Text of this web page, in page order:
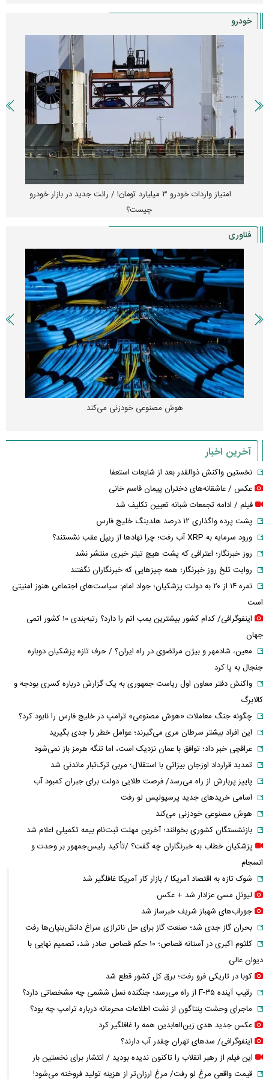
خودرو
امتیاز واردات خودرو ۳ میلیارد تومان! / رانت جدید در بازار خودرو
چیست؟
فناوری
هوش مصنوعی خودزنی می‌کند
آخرین اخبار
نخستین واکنش ذوالقدر بعد از شایعات استعفا
عکس / عاشقانه‌های دختران پیمان قاسم خانی
فیلم / ادامه تجمعات شبانه تعیین تکلیف شد
پشت پرده واگذاری ۱۲ درصد هلدینگ خلیج فارس
ورود سرمایه به XRP آب رفت؛ چرا نهادها از ریپل عقب نشستند؟
روز خبرنگار؛ اعترافی که پشت هیچ تیتر خبری منتشر نشد
روایت تلخ روز خبرنگار؛ همه چیزهایی که خبرنگاران نگفتند
نمره ۱۴ از ۲۰ به دولت پزشکیان؛ جواد امام: سیاست‌های اجتماعی هنوز امنیتی
است
اینفوگرافی/ کدام کشور بیشترین بمب اتم را دارد؟ رتبه‌بندی ۱۰ کشور اتمی
جهان
معین، شادمهر و بیژن مرتضوی در راه ایران؟ / حرف تازه پزشکیان دوباره
جنجال به پا کرد
واکنش دفتر معاون اول ریاست جمهوری به یک گزارش درباره کسری بودجه و
کالابرگ
چگونه جنگ معاملات «هوش مصنوعی» ترامپ در خلیج فارس را نابود کرد؟
این افراد بیشتر سرطان مری می‌گیرند؛ عوامل خطر را جدی بگیرید
عراقچی خبر داد؛ توافق با عمان نزدیک است، اما تنگه هرمز باز نمی‌شود
تمدید قرارداد اوزجان بیزاتی با استقلال؛ مربی ترک‌تبار ماندنی شد
پاییز پربارش از راه می‌رسد/ فرصت طلایی دولت برای جبران کمبود آب
اسامی خریدهای جدید پرسپولیس لو رفت
هوش مصنوعی خودزنی می‌کند
بازنشستگان کشوری بخوانند؛ آخرین مهلت ثبت‌نام بیمه تکمیلی اعلام شد
پزشکیان خطاب به خبرنگاران چه گفت؟ /تأکید رئیس‌جمهور بر وحدت و
انسجام
شوک تازه به اقتصاد آمریکا / بازار کار آمریکا غافلگیر شد
لیونل مسی عزادار شد + عکس
جوراب‌های شهباز شریف خبرساز شد
بحران گاز جدی شد؛ صنعت گاز برای حل ناترازی سراغ دانش‌بنیان‌ها رفت
کلثوم اکبری در آستانه قصاص؛ ۱۰ حکم قصاص صادر شد، تصمیم نهایی با
دیوان عالی
کوبا در تاریکی فرو رفت؛ برق کل کشور قطع شد
رقیب آینده F-۳۵ از راه می‌رسد؛ جنگنده نسل ششمی چه مشخصاتی دارد؟
ماجرای وحشت پنتاگون از نشت اطلاعات محرمانه درباره ترامپ چه بود؟
عکس جدید هدی زین‌العابدین همه را غافلگیر کرد
اینفوگرافی/ سدهای تهران چقدر آب دارند؟
این فیلم از رهبر انقلاب را تاکنون ندیده بودید / انتشار برای نخستین بار
قیمت واقعی مرغ لو رفت/ مرغ ارزان‌تر از هزینه تولید فروخته می‌شود!